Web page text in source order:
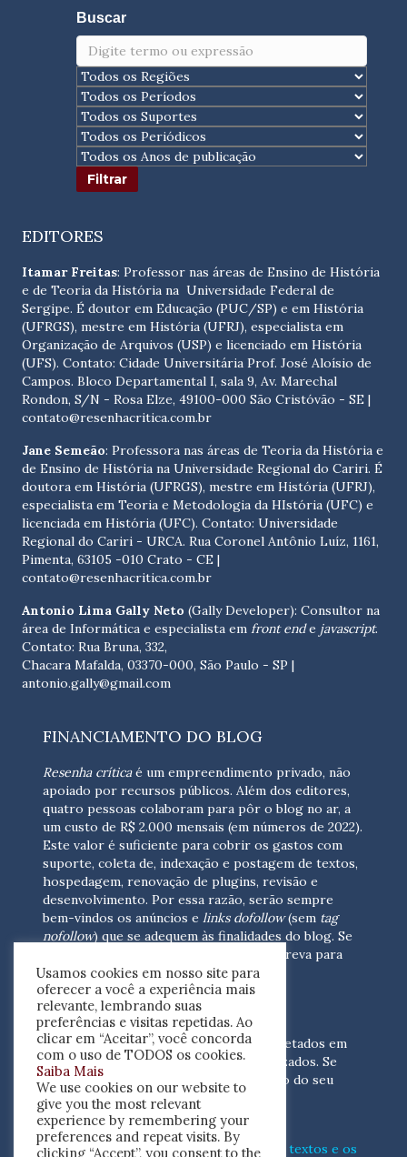
Buscar
EDITORES
Itamar Freitas: Professor nas áreas de Ensino de História
e de Teoria da História na Universidade Federal de
Sergipe. É doutor em Educação (PUC/SP) e em História
(UFRGS), mestre em História (UFRJ), especialista em
Organização de Arquivos (USP) e licenciado em História
(UFS). Contato: Cidade Universitária Prof. José Aloísio de
Campos. Bloco Departamental I, sala 9, Av. Marechal
Rondon, S/N - Rosa Elze, 49100-000 São Cristóvão - SE |
contato@resenhacritica.com.br
Jane Semeão: Professora nas áreas de Teoria da História e
de Ensino de História na Universidade Regional do Cariri. É
doutora em História (UFRGS), mestre em História (UFRJ),
especialista em Teoria e Metodologia da HIstória (UFC) e
licenciada em História (UFC). Contato: Universidade
Regional do Cariri - URCA. Rua Coronel Antônio Luíz, 1161,
Pimenta, 63105 -010 Crato - CE |
contato@resenhacritica.com.br
Antonio Lima Gally Neto (Gally Developer): Consultor na
área de Informática e especialista em front ende javascript.
Contato: Rua Bruna, 332,
Chacara Mafalda, 03370-000, São Paulo - SP |
antonio.gally@gmail.com
FINANCIAMENTO DO BLOG
Resenha críticaé um empreendimento privado, não
apoiado por recursos públicos. Além dos editores,
quatro pessoas colaboram para pôr o blog no ar, a
um custo de R$ 2.000 mensais (em números de 2022).
Este valor é suficiente para cobrir os gastos com
suporte, coleta de, indexação e postagem de textos,
hospedagem, renovação de plugins, revisão e
desenvolvimento. Por essa razão, serão sempre
bem-vindos os anúncios e links dofollow(sem tag
nofollow) que se adequem às finalidades do blog. Se
escreva para
nós(contato@resenhacritica.com.br)
FONTES E ACERVO
As resenhas, dossiês e sumários são coletados em
periódicos acadêmicos e sites especializados. Se
você tem interesse em divulgar o acervo do seu
periódico, escreva para nós
(contato@resenhacritica.com.br)
Conheça omodocomo processamos os textos e os
Usamos cookies em nosso site para
oferecer a você a experiência mais
relevante, lembrando suas
preferências e visitas repetidas. Ao
clicar em “Aceitar”, você concorda
com o uso de TODOS os cookies.
Saiba Mais
We use cookies on our website to
give you the most relevant
experience by remembering your
preferences and repeat visits. By
clicking “Accept”, you consent to the